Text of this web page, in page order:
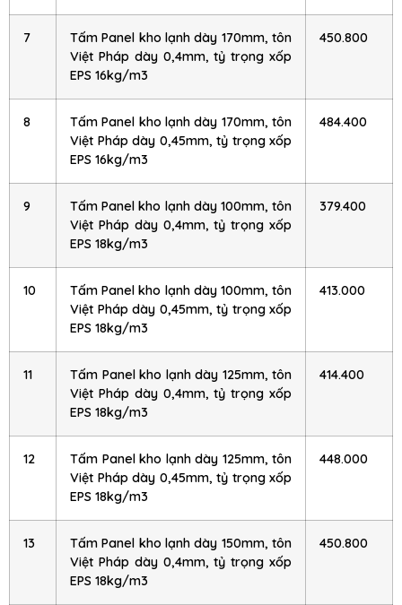
7
Tấm Panel kho lạnh dày 170mm, tôn
Việt Pháp dày 0,4mm, tỷ trọng xốp
EPS 16kg/m3
450.800
8
Tấm Panel kho lạnh dày 170mm, tôn
Việt Pháp dày 0,45mm, tỷ trọng xốp
EPS 16kg/m3
484.400
9
Tấm Panel kho lạnh dày 100mm, tôn
Việt Pháp dày 0,4mm, tỷ trọng xốp
EPS 18kg/m3
379.400
10
Tấm Panel kho lạnh dày 100mm, tôn
Việt Pháp dày 0,45mm, tỷ trọng xốp
EPS 18kg/m3
413.000
11
Tấm Panel kho lạnh dày 125mm, tôn
Việt Pháp dày 0,4mm, tỷ trọng xốp
EPS 18kg/m3
414.400
12
Tấm Panel kho lạnh dày 125mm, tôn
Việt Pháp dày 0,45mm, tỷ trọng xốp
EPS 18kg/m3
448.000
13
Tấm Panel kho lạnh dày 150mm, tôn
Việt Pháp dày 0,4mm, tỷ trọng xốp
EPS 18kg/m3
450.800